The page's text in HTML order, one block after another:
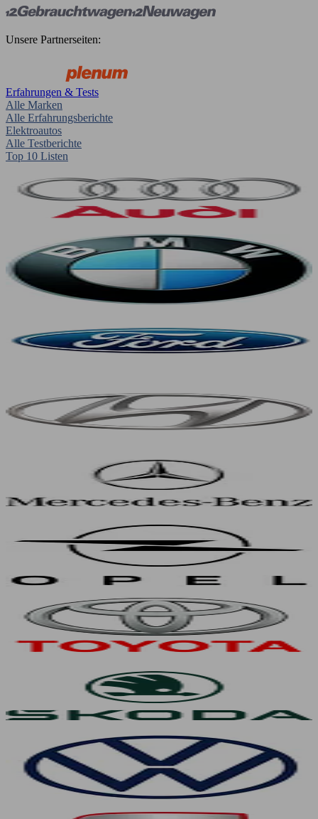
Unsere Partnerseiten:
Erfahrungen & Tests
Alle Marken
Alle Erfahrungsberichte
Elektroautos
Alle Testberichte
Top 10 Listen